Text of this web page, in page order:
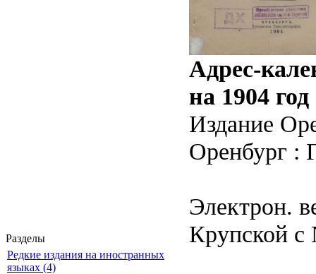
Разделы
Редкие издания на иностранных
языках (4)
Адрес-
на 1904 год
Издание
Оренбург :
Электрон.
Крупской